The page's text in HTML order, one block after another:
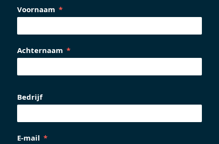
Voornaam
Achternaam
Bedrijf
E-mail